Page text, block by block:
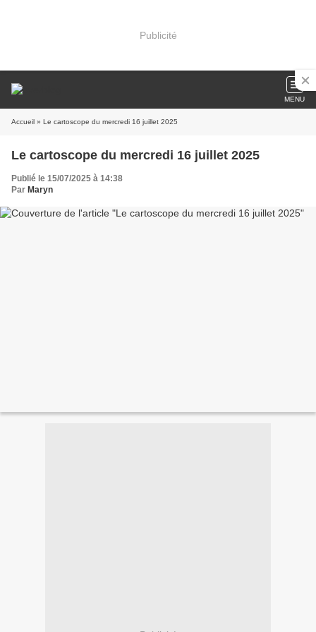
Publicité
MENU
Accueil » Le cartoscope du mercredi 16 juillet 2025
Le cartoscope du mercredi 16 juillet 2025
Publié le 15/07/2025 à 14:38
Par Maryn